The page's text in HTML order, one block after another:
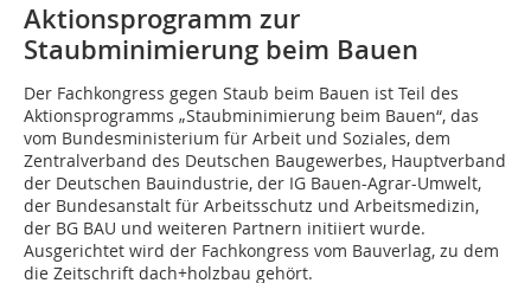
Aktionsprogramm zur
Staubminimierung beim Bauen
Der Fachkongress gegen Staub beim Bauen ist Teil des
Aktionsprogramms „Staubminimierung beim Bauen“, das
vom Bundesministerium für Arbeit und Soziales, dem
Zentralverband des Deutschen Baugewerbes, Hauptverband
der Deutschen Bauindustrie, der IG Bauen-Agrar-Umwelt,
der Bundesanstalt für Arbeitsschutz und Arbeitsmedizin,
der BG BAU und weiteren Partnern initiiert wurde.
Ausgerichtet wird der Fachkongress vom Bauverlag, zu dem
die Zeitschrift dach+holzbau gehört.